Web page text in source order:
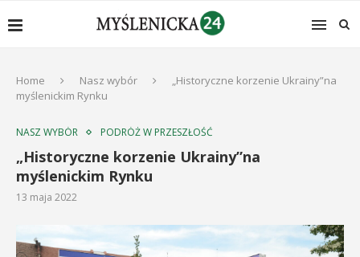
Home Nasz wybór
„Historyczne korzenie Ukrainy”na
myślenickim Rynku
NASZ WYBÓR PODRÓŻ W PRZESZŁOŚĆ
„Historyczne korzenie Ukrainy”na
myślenickim Rynku
13 maja 2022